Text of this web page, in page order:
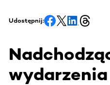
Udostępnij:
wydarzenia